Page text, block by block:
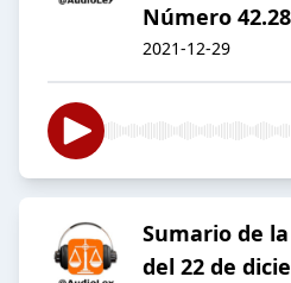
Número
2021-12-29
Sumario de
del 22 de